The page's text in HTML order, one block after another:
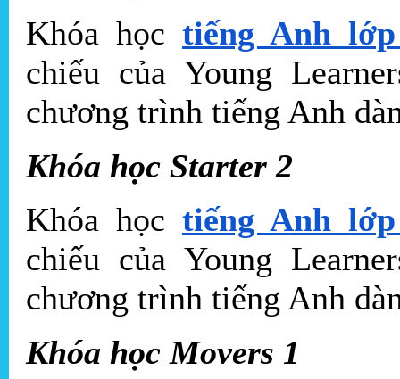
Khóa học tiếng Anh
chiếu của Young
chương trình tiếng Anh
Khóa học Starter 2
Khóa học tiếng Anh
chiếu của Young
chương trình tiếng Anh
Khóa học Movers 1